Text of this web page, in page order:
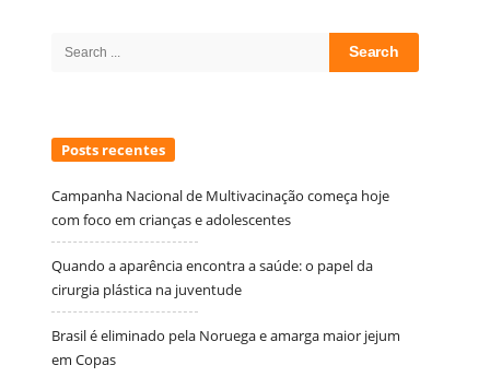
Search
Posts recentes
Campanha Nacional de Multivacinação começa hoje
com foco em crianças e adolescentes
Quando a aparência encontra a saúde: o papel da
cirurgia plástica na juventude
Brasil é eliminado pela Noruega e amarga maior jejum
em Copas